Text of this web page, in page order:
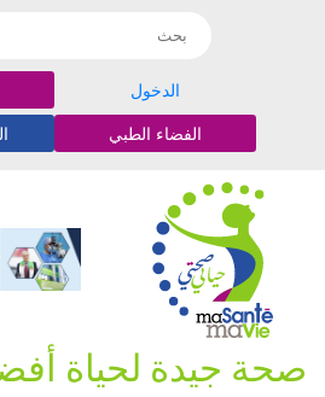
الدخول
الفضاء الطبي
صحة جيدة لحياة